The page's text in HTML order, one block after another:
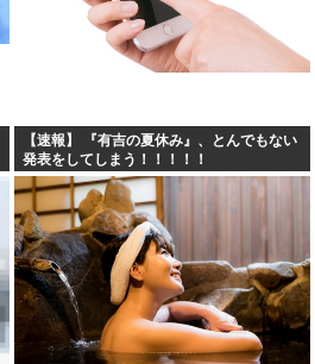
【速報】 『有吉の夏休み』、とんでもない
発表をしてしまう！！！！！